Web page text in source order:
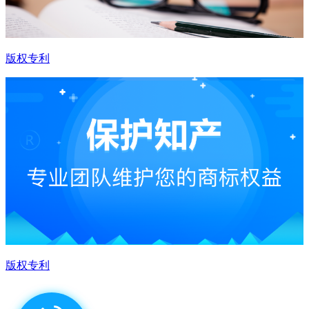
版权专利
版权专利